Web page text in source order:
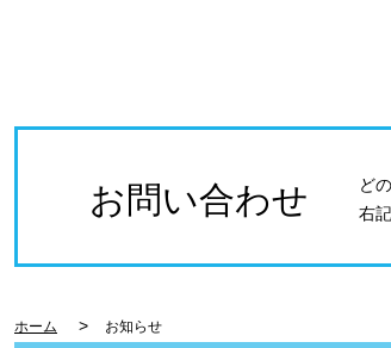
お問い合わせ
ど
ホーム > お知らせ